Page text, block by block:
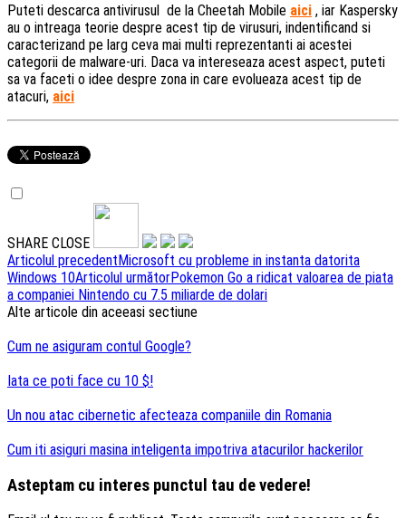
Puteti descarca antivirusul de la Cheetah Mobile aici , iar Kaspersky
au o intreaga teorie despre acest tip de virusuri, indentificand si
caracterizand pe larg ceva mai multi reprezentanti ai acestei
categorii de malware-uri. Daca va intereseaza acest aspect, puteti
sa va faceti o idee despre zona in care evolueaza acest tip de
atacuri, aici
SHARE CLOSE
Navigare
articole
Articolul precedentMicrosoft cu probleme in instanta datorita
Windows 10Articolul următorPokemon Go a ridicat valoarea de piata
a companiei Nintendo cu 7.5 miliarde de dolari
Alte articole din aceeasi sectiune
Cum ne asiguram contul Google?
Iata ce poti face cu 10 $!
Un nou atac cibernetic afecteaza companiile din Romania
Cum iti asiguri masina inteligenta impotriva atacurilor hackerilor
Asteptam cu interes punctul tau de vedere!